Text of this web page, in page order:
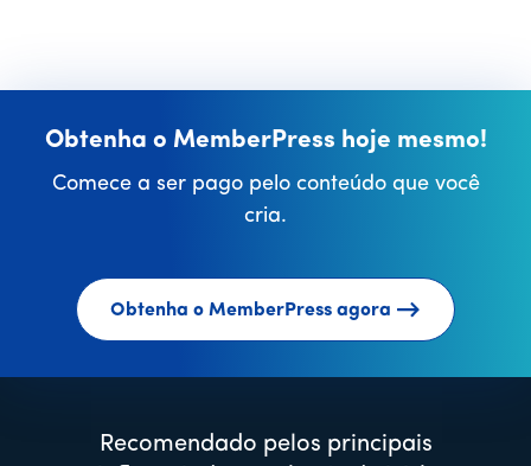
Obtenha o MemberPress hoje mesmo!
Comece a ser pago pelo conteúdo que você
cria.
Obtenha o MemberPress agora
Recomendado pelos principais